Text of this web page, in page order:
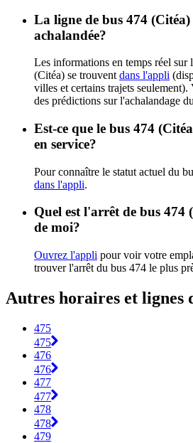
La ligne de bus 474 (Citéa)
achalandée?
Les informations en temps réel sur
(Citéa) se trouvent dans l'appli
villes et certains trajets
des prédictions sur l'achalandage
Est-ce que le bus 474
en service?
Pour connaître le statut actuel du
dans l'appli.
Quel est l'arrêt de bus 474
de moi?
Ouvrez l'appli pour voir votre
trouver l'arrêt du bus 474 le plus
Autres horaires et lignes
475
475
476
476
477
477
478
478
479